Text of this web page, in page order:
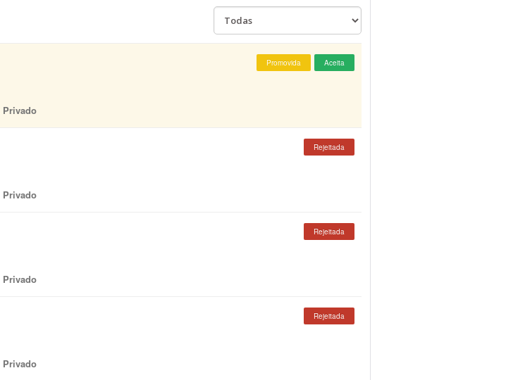
Promovida Aceita
Privado
Rejeitada
Privado
Rejeitada
Privado
Rejeitada
Privado